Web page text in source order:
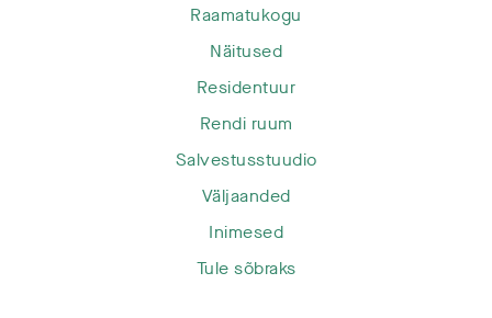
Raamatukogu
Näitused
Residentuur
Rendi ruum
Salvestusstuudio
Väljaanded
Inimesed
Tule sõbraks